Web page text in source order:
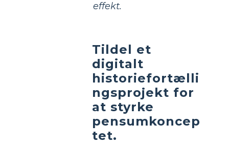
effekt.
Tildel et
digitalt
historiefortælli
ngsprojekt for
at styrke
pensumkoncep
tet.